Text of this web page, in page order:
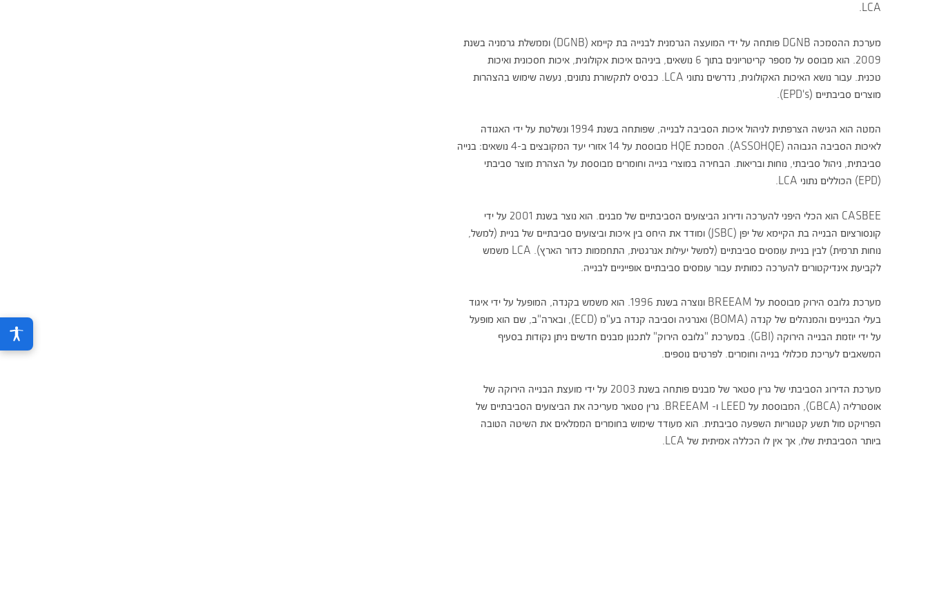
LCA.
מערכת ההסמכה DGNB פותחה על ידי המועצה הגרמנית לבנייה בת קיימא (DGNB) וממשלת גרמניה בשנת
2009. הוא מבוסס על מספר קריטריונים בתוך 6 נושאים, ביניהם איכות אקולוגית, איכות חסכונית ואיכות
טכנית. עבור נושא האיכות האקולוגית, נדרשים נתוני LCA. כבסיס לתקשורת נתונים, נעשה שימוש בהצהרות
מוצרים סביבתיים (EPD's).
המטה הוא הגישה הצרפתית לניהול איכות הסביבה לבנייה, שפותחה בשנת 1994 ונשלטת על ידי האגודה
לאיכות הסביבה הגבוהה (ASSOHQE). הסמכת HQE מבוססת על 14 אזורי יעד המקובצים ב-4 נושאים: בנייה
סביבתית, ניהול סביבתי, נוחות ובריאות. הבחירה במוצרי בנייה וחומרים מבוססת על הצהרת מוצר סביבתי
(EPD) הכוללים נתוני LCA.
CASBEE הוא הכלי היפני להערכה ודירוג הביצועים הסביבתיים של מבנים. הוא נוצר בשנת 2001 על ידי
קונסורציום הבנייה בת הקיימא של יפן (JSBC) ומודד את היחס בין איכות וביצועים סביבתיים של בניית (למשל,
נוחות תרמית) לבין בניית עומסים סביבתיים (למשל יעילות אנרגטית, התחממות כדור הארץ). LCA משמש
לקביעת אינדיקטורים להערכה כמותית עבור עומסים סביבתיים אופייניים לבנייה.
מערכת גלובס הירוק מבוססת על BREEAM ונוצרה בשנת 1996. הוא משמש בקנדה, המופעל על ידי איגוד
בעלי הבניינים והמנהלים של קנדה (BOMA) ואנרגיה וסביבה קנדה בע"מ (ECD), ובארה"ב, שם הוא מופעל
על ידי יוזמת הבנייה הירוקה (GBI). במערכת "גלובס הירוק" לתכנון מבנים חדשים ניתן נקודות בסעיף
המשאבים לעריכת מכלולי בנייה וחומרים. לפרטים נוספים.
מערכת הדירוג הסביבתי של גרין סטאר של מבנים פותחה בשנת 2003 על ידי מועצת הבנייה הירוקה של
אוסטרליה (GBCA), המבוססת על LEED ו- BREEAM. גרין סטאר מעריכה את הביצועים הסביבתיים של
הפרויקט מול תשע קטגוריות השפעה סביבתית. הוא מעודד שימוש בחומרים הממלאים את השיטה הטובה
ביותר הסביבתית שלו, אך אין לו הכללה אמיתית של LCA.